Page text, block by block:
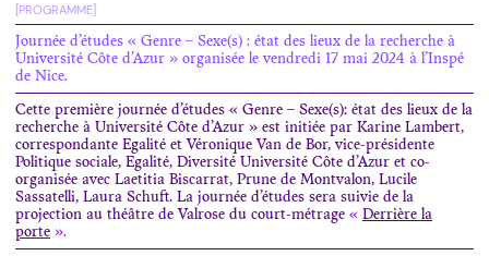
[PROGRAMME]
Journée d’études « Genre – Sexe(s) : état des lieux de la recherche à
Université Côte d’Azur » organisée le vendredi 17 mai 2024 à l’Inspé
de Nice.
Cette première journée d’études « Genre – Sexe(s): état des lieux de la
recherche à Université Côte d’Azur » est initiée par Karine Lambert,
correspondante Egalité et Véronique Van de Bor, vice-présidente
Politique sociale, Egalité, Diversité Université Côte d’Azur et co-
organisée avec Laetitia Biscarrat, Prune de Montvalon, Lucile
Sassatelli, Laura Schuft. La journée d’études sera suivie de la
projection au théâtre de Valrose du court-métrage « Derrière la
porte ».